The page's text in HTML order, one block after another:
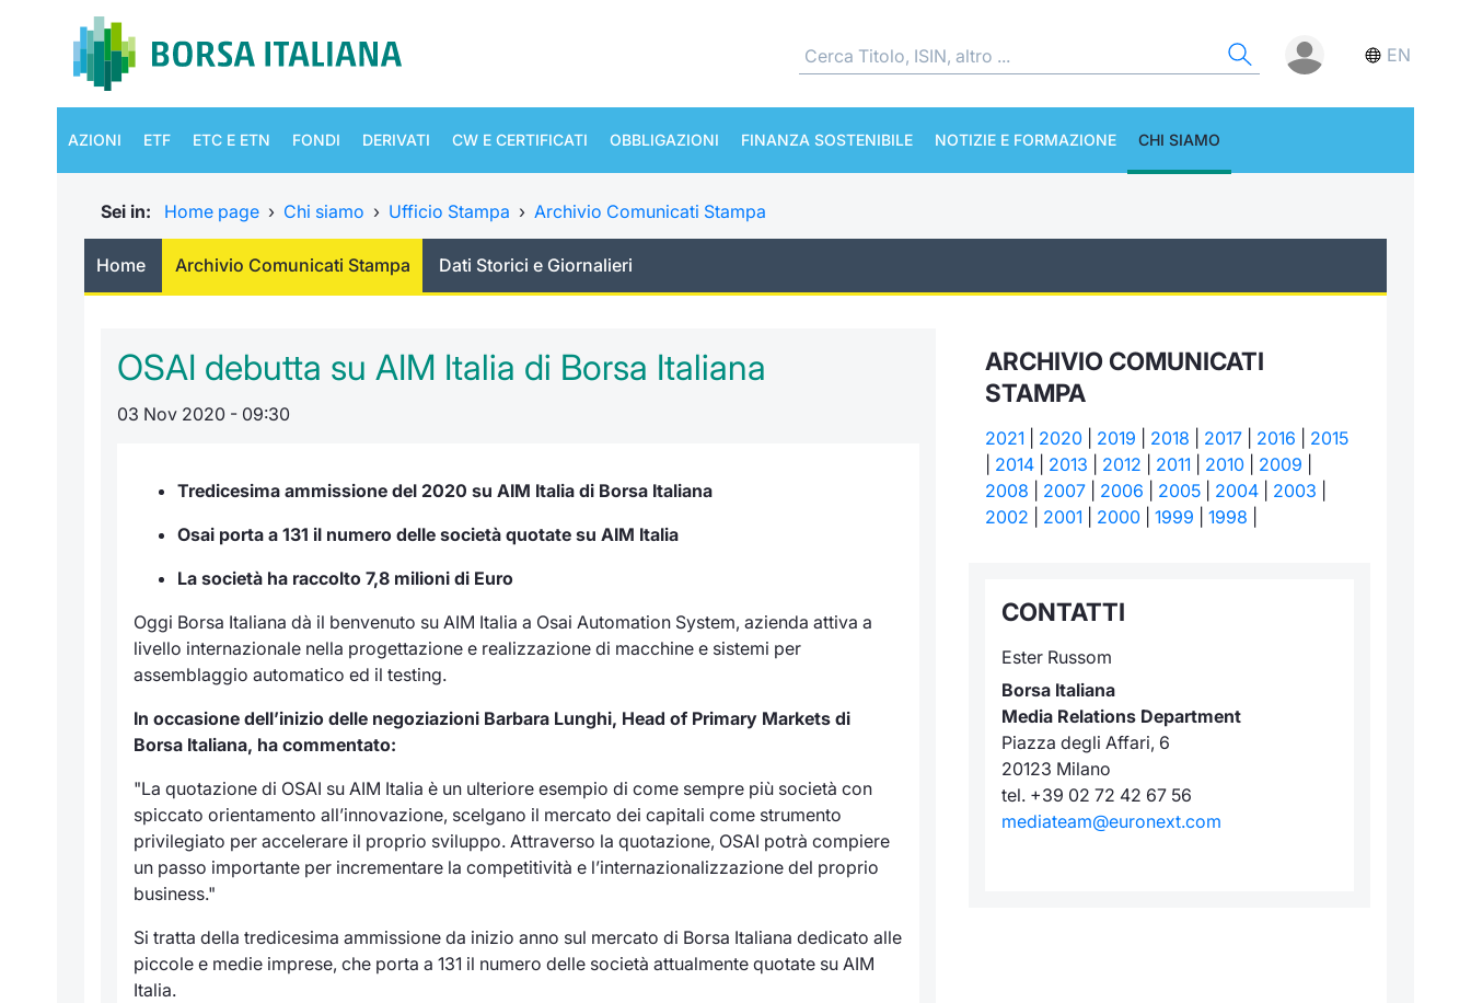
EN
AZIONI ETF ETC E ETN FONDI DERIVATI CW E CERTIFICATI OBBLIGAZIONI FINANZA SOSTENIBILE NOTIZIE E FORMAZIONE CHI SIAMO
Sei in: Home page › Chi siamo › Ufficio Stampa › Archivio Comunicati Stampa
Home Archivio Comunicati Stampa Dati Storici e Giornalieri
OSAI debutta su AIM Italia di Borsa Italiana
03 Nov 2020 - 09:30
Tredicesima ammissione del 2020 su AIM Italia di Borsa Italiana
Osai porta a 131 il numero delle società quotate su AIM Italia
La società ha raccolto 7,8 milioni di Euro
Oggi Borsa Italiana dà il benvenuto su AIM Italia a Osai Automation System, azienda attiva a
livello internazionale nella progettazione e realizzazione di macchine e sistemi per
assemblaggio automatico ed il testing.
In occasione dell’inizio delle negoziazioni Barbara Lunghi, Head of Primary Markets di
Borsa Italiana, ha commentato:
"La quotazione di OSAI su AIM Italia è un ulteriore esempio di come sempre più società con
spiccato orientamento all’innovazione, scelgano il mercato dei capitali come strumento
privilegiato per accelerare il proprio sviluppo. Attraverso la quotazione, OSAI potrà compiere
un passo importante per incrementare la competitività e l’internazionalizzazione del proprio
business."
Si tratta della tredicesima ammissione da inizio anno sul mercato di Borsa Italiana dedicato alle
piccole e medie imprese, che porta a 131 il numero delle società attualmente quotate su AIM
Italia.
ARCHIVIO COMUNICATI
STAMPA
2021 2020 2019 2018 2017 2016
2015
2014 2013 2012 2011 2010 2009
2008
2007 2006 2005 2004 2003
2002
2001 2000 |1999 |1998
CONTATTI
Ester Russom
Borsa Italiana
Media Relations Department
Piazza degli Affari, 6
20123 Milano
tel. +39 02 72 42 67 56
mediateam@euronext.com